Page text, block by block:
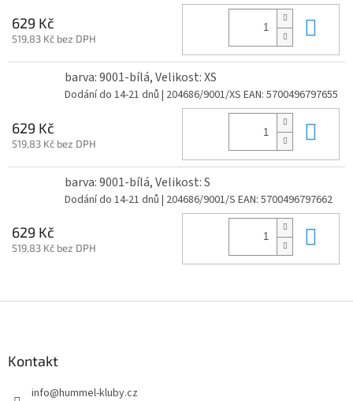
629 Kč
519,83 Kč bez DPH
barva: 9001-bílá, Velikost: XS
Dodání do 14-21 dnů | 204686/9001/XS EAN: 5700496797655
629 Kč
519,83 Kč bez DPH
barva: 9001-bílá, Velikost: S
Dodání do 14-21 dnů | 204686/9001/S EAN: 5700496797662
629 Kč
519,83 Kč bez DPH
Kontakt
info@hummel-kluby.cz